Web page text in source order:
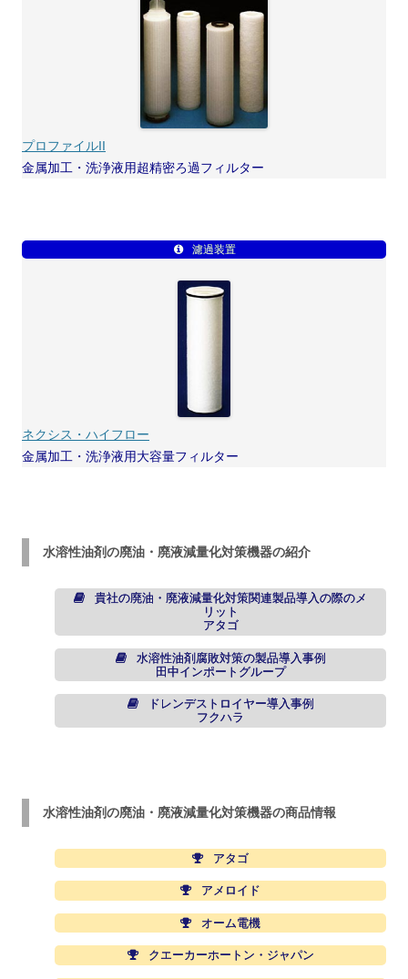
プロファイルII
金属加工・洗浄液用超精密ろ過フィルター
濾過装置
ネクシス・ハイフロー
金属加工・洗浄液用大容量フィルター
水溶性油剤の廃油・廃液減量化対策機器の紹介
貴社の廃油・廃液減量化対策関連製品導入の際のメ
リット
アタゴ
水溶性油剤腐敗対策の製品導入事例
田中インポートグループ
ドレンデストロイヤー導入事例
フクハラ
水溶性油剤の廃油・廃液減量化対策機器の商品情報
アタゴ
アメロイド
オーム電機
クエーカーホートン・ジャパン